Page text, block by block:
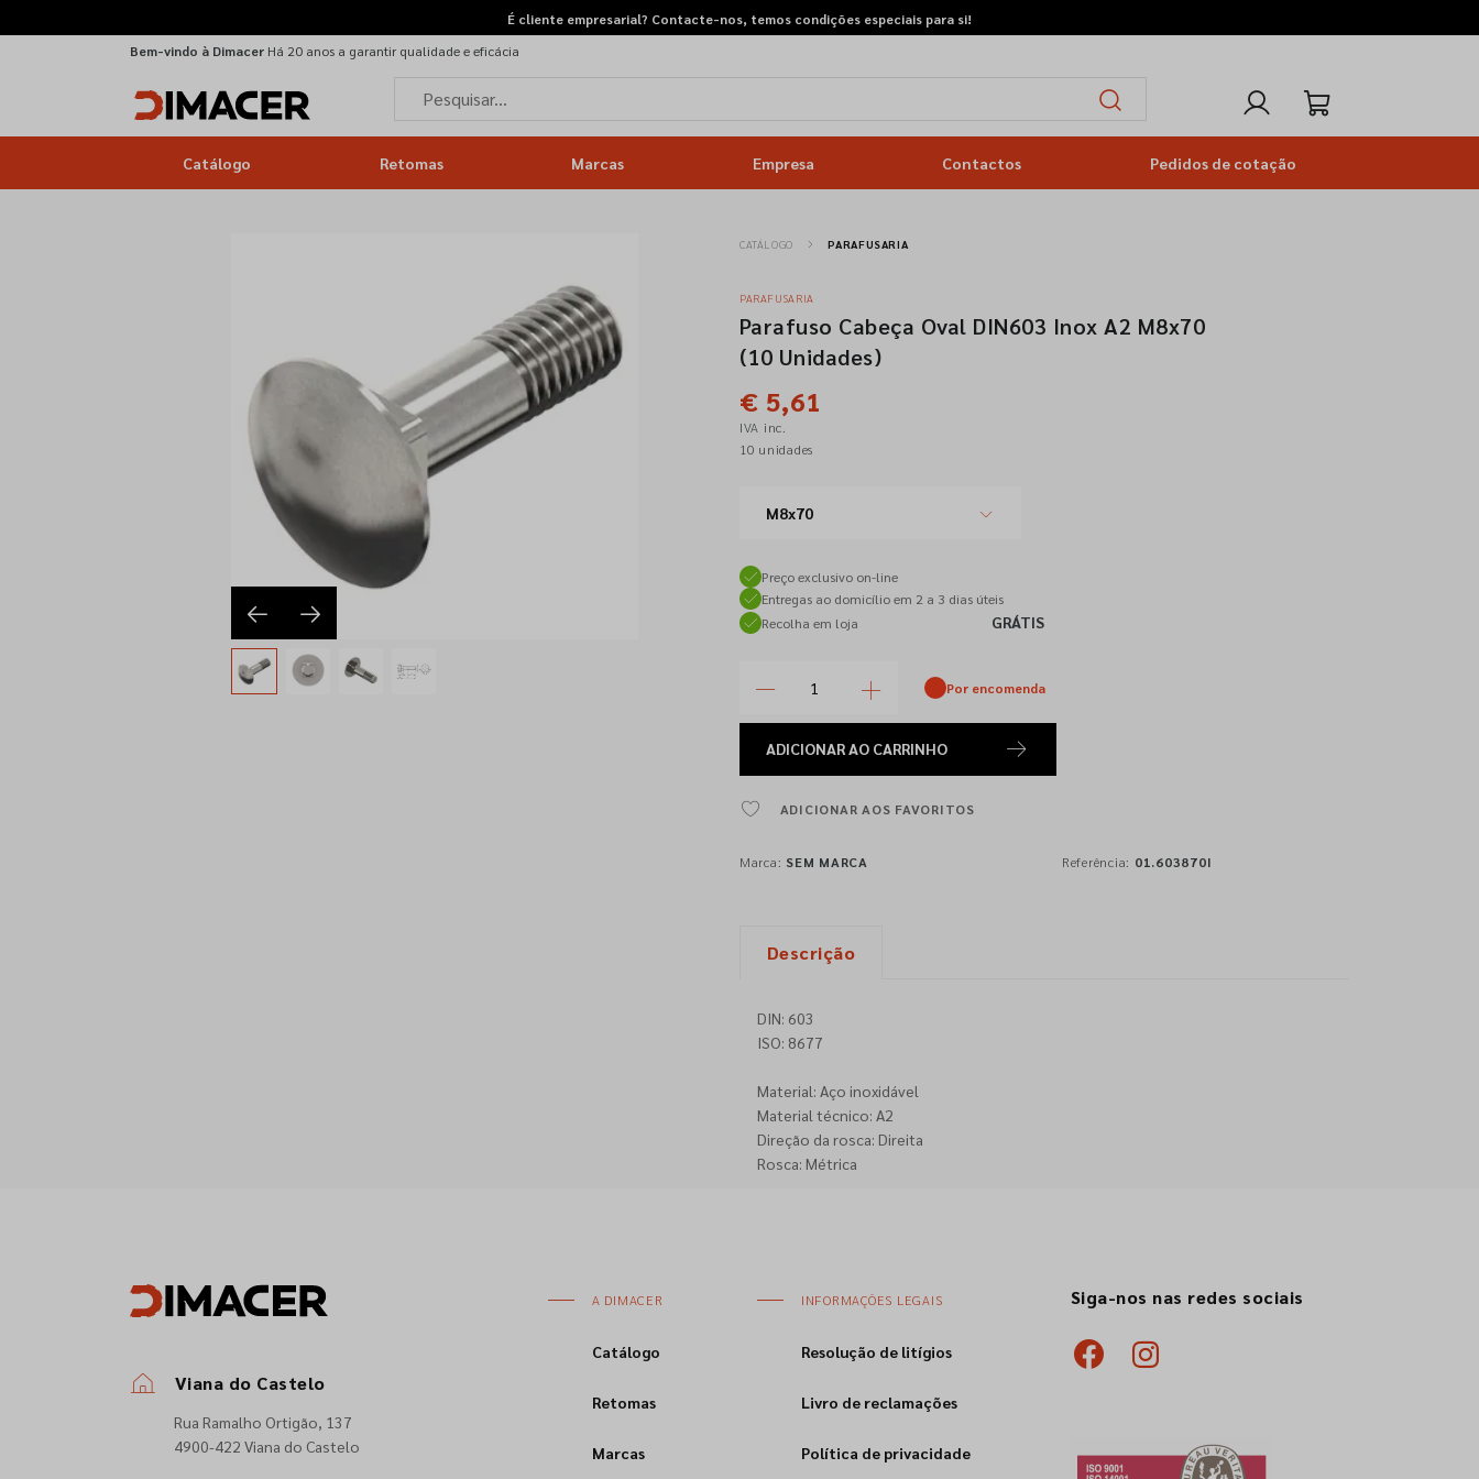
É cliente empresarial? Contacte-nos, temos condições especiais para si!
Bem-vindo à Dimacer Há 20 anos a garantir qualidade e eficácia
Catálogo Retomas Marcas Empresa Contactos Pedidos de cotação
CATÁLOGO PARAFUSARIA
PARAFUSARIA
Parafuso Cabeça Oval DIN603 Inox A2 M8x70
(10 Unidades)
€ 5,61
IVA inc.
10 unidades
M8x70
Preço exclusivo on-line
Entregas ao domicílio em 2 a 3 dias úteis
Recolha em loja
GRÁTIS
Por encomenda
ADICIONARAO CARRINHO
ADICIONAR AOS FAVORITOS
Marca: SEM MARCA Referência: 01.603870I
Descrição
DIN: 603
ISO: 8677
Material: Aço inoxidável
Material técnico: A2
Direção da rosca: Direita
Rosca: Métrica
Viana do Castelo
Rua Ramalho Ortigão, 137
4900-422 Viana do Castelo
A DIMACER
Catálogo
Retomas
Marcas
INFORMAÇÕES LEGAIS
Resolução de litígios
Livro de reclamações
Política de privacidade
Siga-nos nas redes sociais